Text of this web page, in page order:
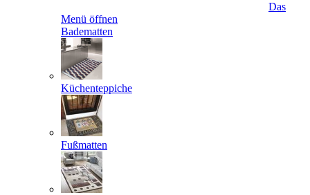
Das
Menü öffnen
Badematten
Küchenteppiche
Fußmatten